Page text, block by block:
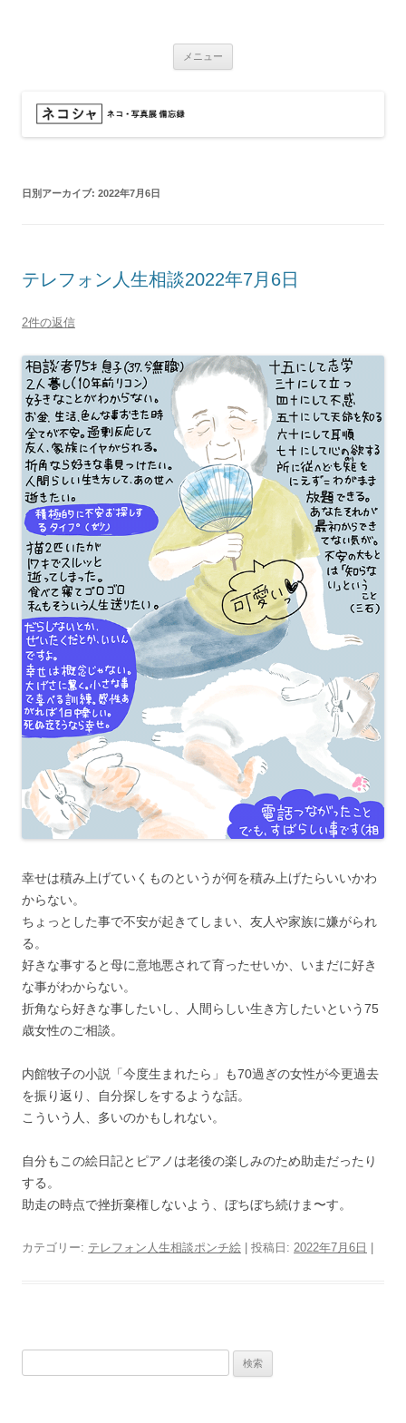
メニュー
日別アーカイブ: 2022年7月6日
テレフォン人生相談2022年7月6日
2件の返信
幸せは積み上げていくものというが何を積み上げたらいいかわ
からない。
ちょっとした事で不安が起きてしまい、友人や家族に嫌がられ
る。
好きな事すると母に意地悪されて育ったせいか、いまだに好き
な事がわからない。
折角なら好きな事したいし、人間らしい生き方したいという75
歳女性のご相談。
内館牧子の小説「今度生まれたら」も70過ぎの女性が今更過去
を振り返り、自分探しをするような話。
こういう人、多いのかもしれない。
自分もこの絵日記とピアノは老後の楽しみのため助走だったり
する。
助走の時点で挫折棄権しないよう、ぼちぼち続けま〜す。
カテゴリー: テレフォン人生相談ポンチ絵 | 投稿日: 2022年7月6日